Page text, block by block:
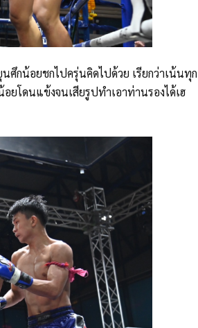
ศึกน้อยชกไปครุ่นคิดไปด้วย เรียกว่าเน้นทุก
โดนแข้งจนเสียรูปทำเอาท่านรองได้เฮ